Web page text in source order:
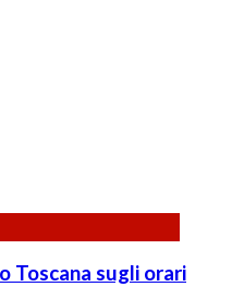
Toscana sugli orari